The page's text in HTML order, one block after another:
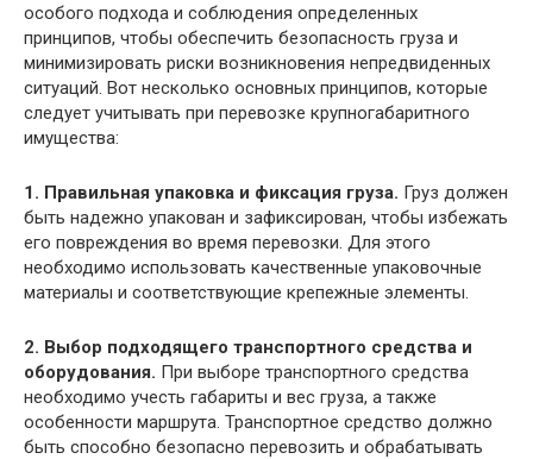
особого подхода и соблюдения определенных
принципов, чтобы обеспечить безопасность груза и
минимизировать риски возникновения непредвиденных
ситуаций. Вот несколько основных принципов, которые
следует учитывать при перевозке крупногабаритного
имущества:
1. Правильная упаковка и фиксация груза. Груз должен
быть надежно упакован и зафиксирован, чтобы избежать
его повреждения во время перевозки. Для этого
необходимо использовать качественные упаковочные
материалы и соответствующие крепежные элементы.
2. Выбор подходящего транспортного средства и
оборудования. При выборе транспортного средства
необходимо учесть габариты и вес груза, а также
особенности маршрута. Транспортное средство должно
быть способно безопасно перевозить и обрабатывать